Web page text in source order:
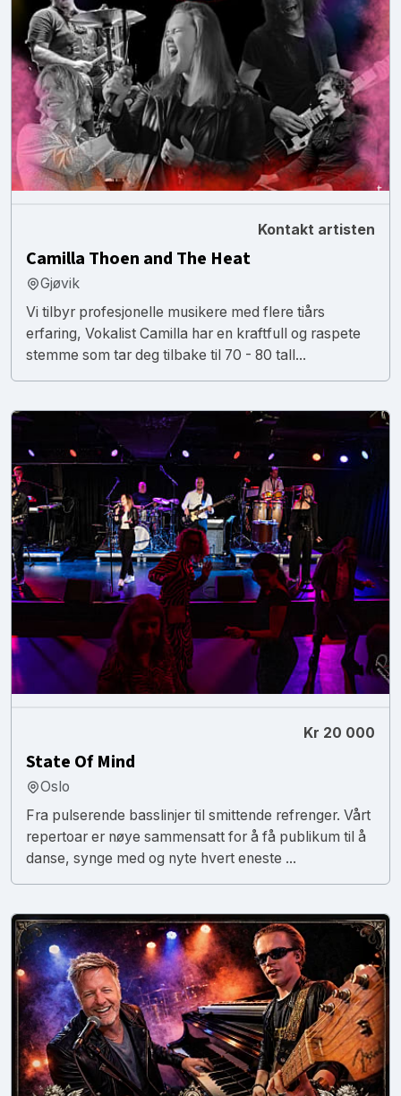
Kontakt artisten
Camilla Thoen and The Heat
Gjøvik
Vi tilbyr profesjonelle musikere med flere tiårs
erfaring, Vokalist Camilla har en kraftfull og raspete
stemme som tar deg tilbake til 70 - 80 tall...
Kr 20 000
State Of Mind
Oslo
Fra pulserende basslinjer til smittende refrenger. Vårt
repertoar er nøye sammensatt for å få publikum til å
danse, synge med og nyte hvert eneste ...